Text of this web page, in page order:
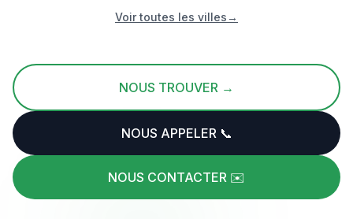
Voir toutes les villes→
NOUS TROUVER →
NOUS APPELER 📞
NOUS CONTACTER ✉️